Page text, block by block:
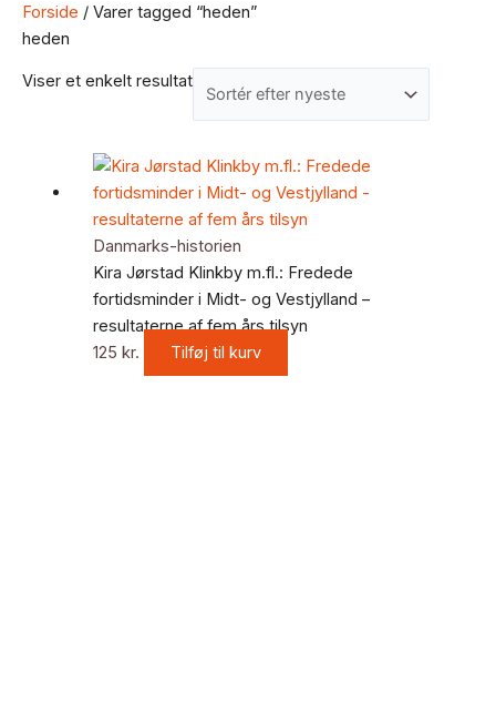
Forside / Varer tagged “heden”
heden
Viser et enkelt resultat
Danmarks-historien
Kira Jørstad Klinkby m.fl.: Fredede
fortidsminder i Midt- og Vestjylland –
resultaterne af fem års tilsyn
125 kr. Tilføj til kurv